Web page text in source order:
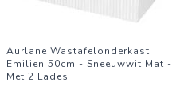
Aurlane Wastafelonderkast
Emilien 50cm - Sneeuwwit Mat -
Met 2 Lades